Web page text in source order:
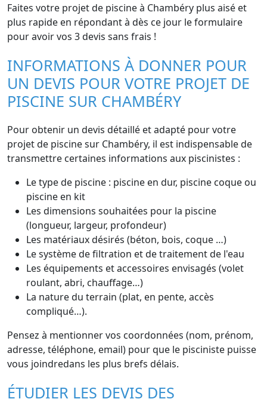
Faites votre projet de piscine à Chambéry plus aisé et
plus rapide en répondant à dès ce jour le formulaire
pour avoir vos 3 devis sans frais !
INFORMATIONS À DONNER POUR
UN DEVIS POUR VOTRE PROJET DE
PISCINE SUR CHAMBÉRY
Pour obtenir un devis détaillé et adapté pour votre
projet de piscine sur Chambéry, il est indispensable de
transmettre certaines informations aux piscinistes :
Le type de piscine : piscine en dur, piscine coque ou
piscine en kit
Les dimensions souhaitées pour la piscine
(longueur, largeur, profondeur)
Les matériaux désirés (béton, bois, coque …)
Le système de filtration et de traitement de l'eau
Les équipements et accessoires envisagés (volet
roulant, abri, chauffage…)
La nature du terrain (plat, en pente, accès
compliqué…).
Pensez à mentionner vos coordonnées (nom, prénom,
adresse, téléphone, email) pour que le pisciniste puisse
vous joindredans les plus brefs délais.
ÉTUDIER LES DEVIS DES